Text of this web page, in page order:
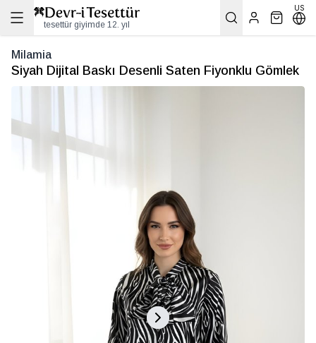
tesettür giyimde 12. yıl
US
Milamia
Siyah Dijital Baskı Desenli Saten Fiyonklu Gömlek